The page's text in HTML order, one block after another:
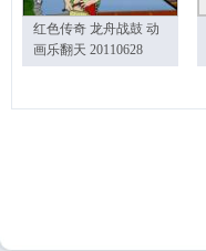
红色传奇 龙舟战鼓 动
画乐翻天 20110628